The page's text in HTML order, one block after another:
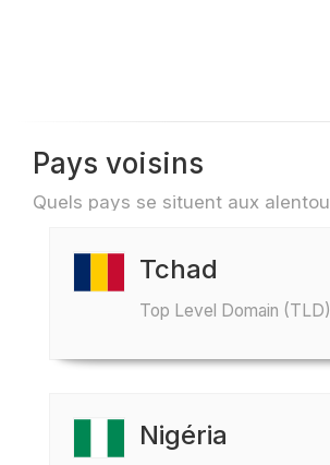
Pays voisins
Tchad
Top Level Domain (TLD)
Nigéria